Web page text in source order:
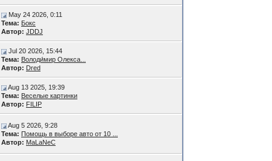
May 24 2026, 0:11
Тема: Бокс
Автор: JDDJ
Jul 20 2026, 15:44
Тема: Володи́мир Олекса...
Автор: Dred
Aug 13 2025, 19:39
Тема: Веселые картинки
Автор: FILIP
Aug 5 2026, 9:28
Тема: Помощь в выборе авто от 10 ...
Автор: MaLaNeC